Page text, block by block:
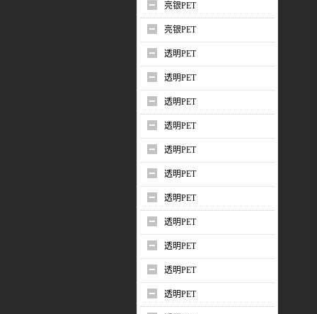
亮银PET
亮银PET
透明PET
透明PET
透明PET
透明PET
透明PET
透明PET
透明PET
透明PET
透明PET
透明PET
透明PET